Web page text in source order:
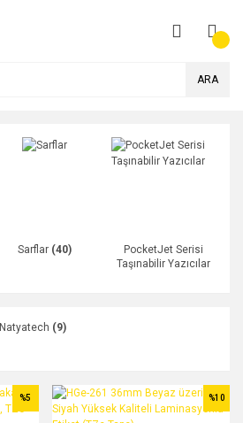
ARA
Sarflar (40)
PocketJet Serisi
Taşınabilir Yazıcılar
Natyatech (9)
%5 %10